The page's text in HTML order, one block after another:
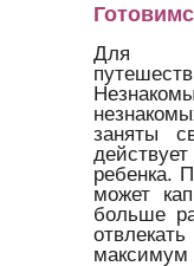
Для
заняты
ребенка.
может
больше
максимум